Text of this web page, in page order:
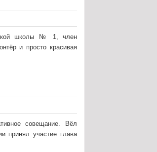
школы № 1, член
и просто красивая
совещание. Вёл
принял участие глава